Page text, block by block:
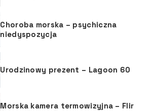
Choroba morska – psychiczna
niedyspozycja
Urodzinowy prezent – Lagoon 60
Morska kamera termowizyjna – Flir